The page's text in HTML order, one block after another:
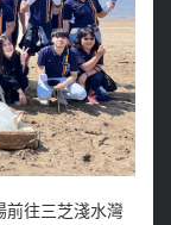
前往三芝淺水灣